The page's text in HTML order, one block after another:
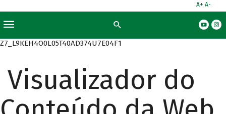
A+ A-
Z7_L9KEH4O0L05T40AD374U7E04F1
Visualizador do